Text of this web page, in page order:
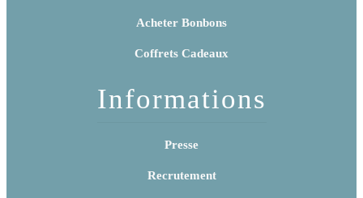
Acheter Bonbons
Coffrets Cadeaux
Informations
Presse
Recrutement